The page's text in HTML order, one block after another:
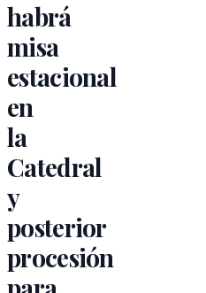
habrá
misa
estacional
en
la
Catedral
y
posterior
procesión